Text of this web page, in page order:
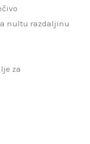
nultu razdaljinu
za